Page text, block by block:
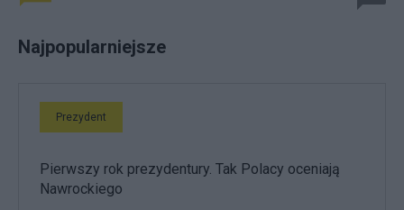
Najpopularniejsze
Prezydent
Pierwszy rok prezydentury. Tak Polacy oceniają
Nawrockiego